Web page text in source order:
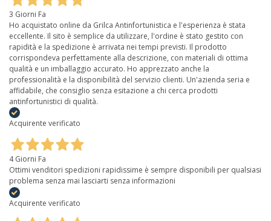
3 Giorni Fa
Ho acquistato online da Grilca Antinfortunistica e l'esperienza è stata
eccellente. Il sito è semplice da utilizzare, l'ordine è stato gestito con
rapidità e la spedizione è arrivata nei tempi previsti. Il prodotto
corrispondeva perfettamente alla descrizione, con materiali di ottima
qualità e un imballaggio accurato. Ho apprezzato anche la
professionalità e la disponibilità del servizio clienti. Un'azienda seria e
affidabile, che consiglio senza esitazione a chi cerca prodotti
antinfortunistici di qualità.
Acquirente verificato
4 Giorni Fa
Ottimi venditori spedizioni rapidissime è sempre disponibili per qualsiasi
problema senza mai lasciarti senza informazioni
Acquirente verificato